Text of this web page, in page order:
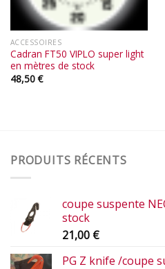
ACCESSOIRES
Cadran FT50 VIPLO super light
en mètres de stock
48,50€
PRODUITS RÉCENTS
coupe suspente
stock
21,00 €
PG Z knife /coupe